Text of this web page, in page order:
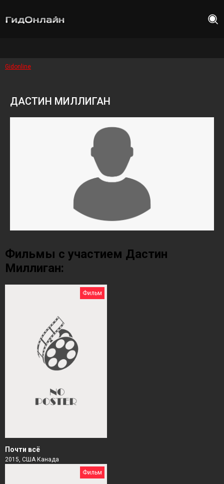
Gidonline
ДАСТИН МИЛЛИГАН
Фильмы с участием Дастин
Миллиган:
Фильм
Почти всё
2015, США Канада
Фильм